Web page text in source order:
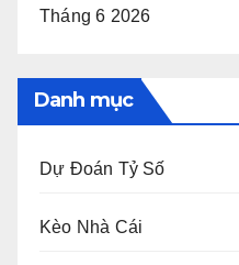
Tháng 6 2026
Danh mục
Dự Đoán Tỷ Số
Kèo Nhà Cái